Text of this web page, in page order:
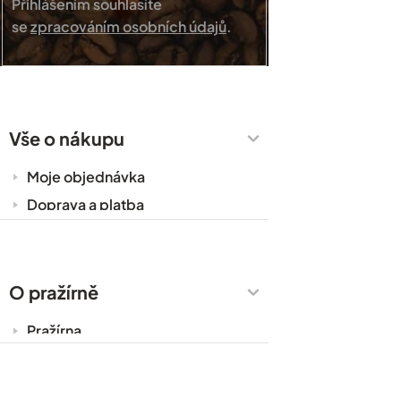
Přihlášením souhlasíte
sezpracováním osobních údajů.
Vše o nákupu
Moje objednávka
Doprava a platba
Obchodní podmínky
O pražírně
Pražírna